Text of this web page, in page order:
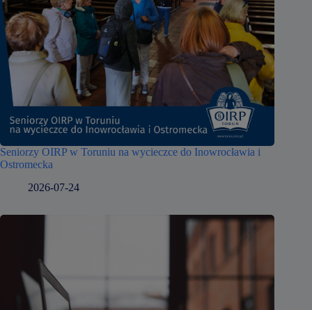
Seniorzy OIRP w Toruniu na wycieczce do Inowrocławia i
Ostromecka
2026-07-24